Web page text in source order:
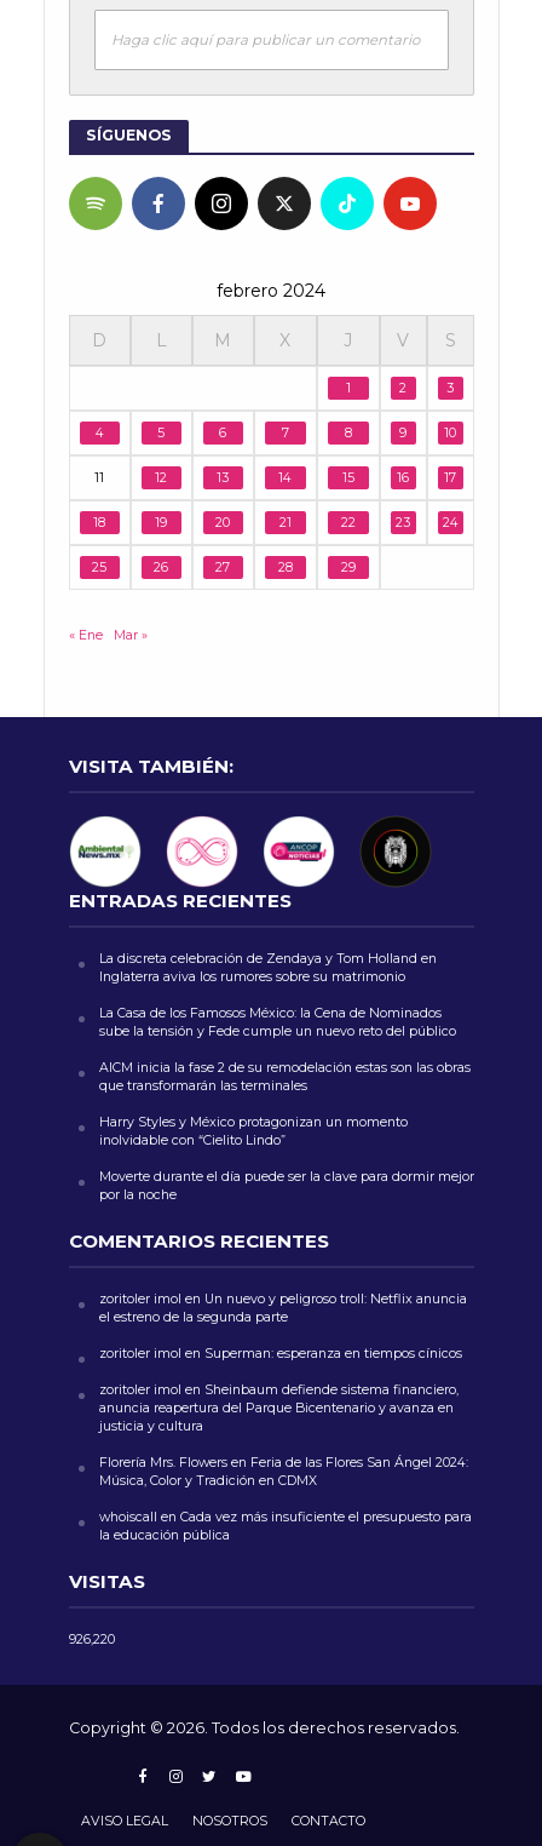
Haga clic aquí para publicar un comentario
SÍGUENOS
febrero 2024
D L M X J V S
1 2 3
4 5 6 7 8 9 10
11 12 13 14 15 16 17
18 19 20 21 22 23 24
25 26 27 28 29
« Ene Mar »
VISITA TAMBIÉN:
ENTRADAS RECIENTES
La discreta celebración de Zendaya y Tom Holland en
Inglaterra aviva los rumores sobre su matrimonio
La Casa de los Famosos México: la Cena de Nominados
sube la tensión y Fede cumple un nuevo reto del público
AICM inicia la fase 2 de su remodelación estas son las obras
que transformarán las terminales
Harry Styles y México protagonizan un momento
inolvidable con “Cielito Lindo”
Moverte durante el día puede ser la clave para dormir mejor
por la noche
COMENTARIOS RECIENTES
zoritoler imol en Un nuevo y peligroso troll: Netflix anuncia
el estreno de la segunda parte
zoritoler imol en Superman: esperanza en tiempos cínicos
zoritoler imol en Sheinbaum defiende sistema financiero,
anuncia reapertura del Parque Bicentenario y avanza en
justicia y cultura
Florería Mrs. Flowersen Feria de las Flores San Ángel 2024:
Música, Color y Tradición en CDMX
whoiscall en Cada vez más insuficiente el presupuesto para
la educación pública
VISITAS
926,220
Copyright © 2026. Todos los derechos reservados.
AVISO LEGAL NOSOTROS CONTACTO